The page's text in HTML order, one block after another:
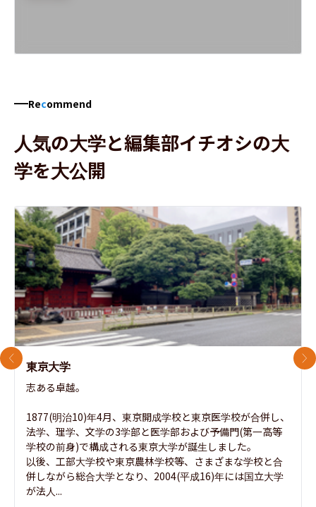
Recommend
人気の大学と編集部イチオシの大
学を大公開
東京大学
志ある卓越。
1877(明治10)年4月、東京開成学校と東京医学校が合併し、
法学、理学、文学の3学部と医学部および予備門(第一高等
学校の前身)で構成される東京大学が誕生しました。
以後、工部大学校や東京農林学校等、さまざまな学校と合
併しながら総合大学となり、2004(平成16)年には国立大学
が法人...
前のスライド 次